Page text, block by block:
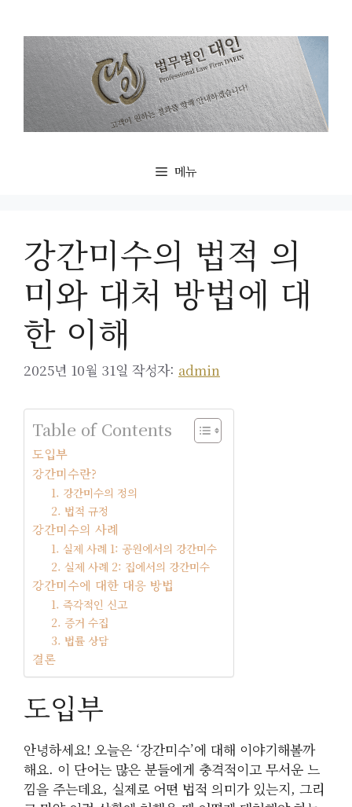
메뉴
강간미수의 법적 의
미와 대처 방법에 대
한 이해
2025년 10월 31일 작성자: admin
Table of Contents
도입부
강간미수란?
1. 강간미수의 정의
2. 법적 규정
강간미수의 사례
1. 실제 사례 1: 공원에서의 강간미수
2. 실제 사례 2: 집에서의 강간미수
강간미수에 대한 대응 방법
1. 즉각적인 신고
2. 증거 수집
3. 법률 상담
결론
도입부
안녕하세요! 오늘은 ‘강간미수’에 대해 이야기해볼까
해요. 이 단어는 많은 분들에게 충격적이고 무서운 느
낌을 주는데요, 실제로 어떤 법적 의미가 있는지, 그리